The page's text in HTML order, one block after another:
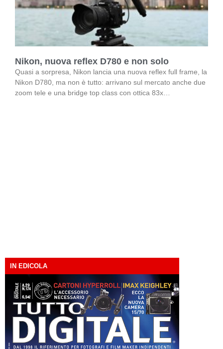
Nikon, nuova reflex D780 e non solo
Quasi a sorpresa, Nikon lancia una nuova reflex full frame, la
Nikon D780, ma non è tutto: arrivano sul mercato anche due
zoom tele e una bridge top class con ottica 83x…
IN EDICOLA